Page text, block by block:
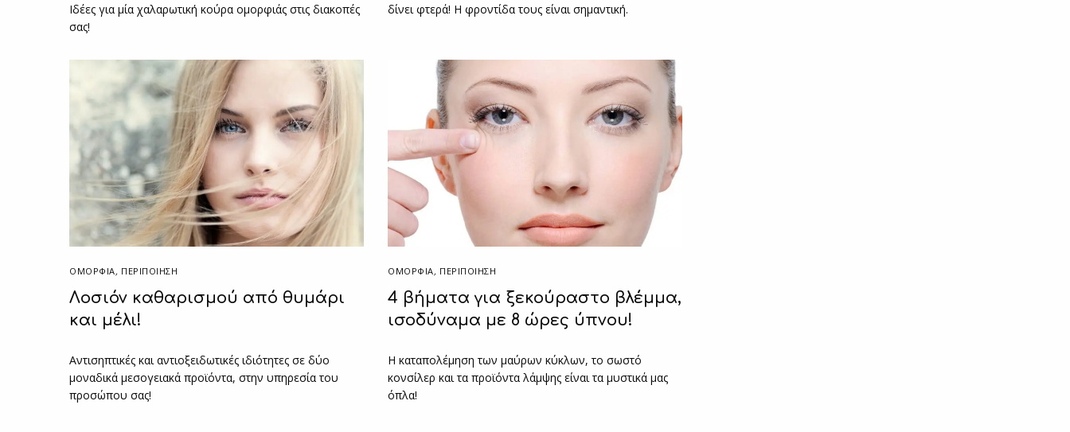
Ιδέες για μία χαλαρωτική κούρα ομορφιάς στις διακοπές
σας!
δίνει φτερά! Η φροντίδα τους είναι σημαντική.
ΟΜΟΡΦΙΑ, ΠΕΡΙΠΟΊΗΣΗ
Λοσιόν καθαρισμού από θυμάρι
και μέλι!
Αντισηπτικές και αντιοξειδωτικές ιδιότητες σε δύο
μοναδικά μεσογειακά προϊόντα, στην υπηρεσία του
προσώπου σας!
ΟΜΟΡΦΙΑ, ΠΕΡΙΠΟΊΗΣΗ
4 βήματα για ξεκούραστο βλέμμα,
ισοδύναμα με 8 ώρες ύπνου!
Η καταπολέμηση των μαύρων κύκλων, το σωστό
κονσίλερ και τα προϊόντα λάμψης είναι τα μυστικά μας
όπλα!